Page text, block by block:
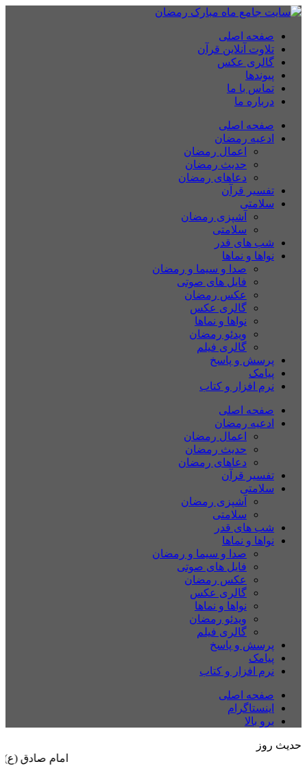
صفحه اصلی
تلاوت آنلاین قرآن
گالری عکس
پیوندها
تماس با ما
درباره ما
صفحه اصلی
ادعیه رمضان
اعمال رمضان
حدیث رمضان
دعاهای رمضان
تفسیر قرآن
سلامتی
آشپزی رمضان
سلامتی
شب های قدر
نواها و نماها
صدا و سیما و رمضان
فایل های صوتی
عکس رمضان
گالری عکس
نواها و نماها
ویدئو رمضان
گالری فیلم
پرسش و پاسخ
پیامک
نرم افزار و کتاب
صفحه اصلی
ادعیه رمضان
اعمال رمضان
حدیث رمضان
دعاهای رمضان
تفسیر قرآن
سلامتی
آشپزی رمضان
سلامتی
شب های قدر
نواها و نماها
صدا و سیما و رمضان
فایل های صوتی
عکس رمضان
گالری عکس
نواها و نماها
ویدئو رمضان
گالری فیلم
پرسش و پاسخ
پیامک
نرم افزار و کتاب
صفحه اصلی
اینستاگرام
برو بالا
حدیث روز
امام صادق (ع) می